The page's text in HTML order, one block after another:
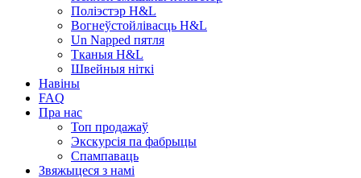
Поліэстэр H&L
Вогнеўстойлівасць H&L
Un Napped пятля
Тканыя H&L
Швейныя ніткі
Навіны
FAQ
Пра нас
Топ продажаў
Экскурсія па фабрыцы
Спампаваць
Звяжыцеся з намі